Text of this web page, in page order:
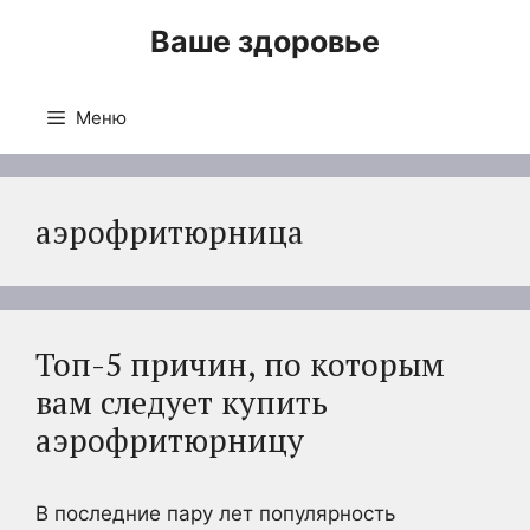
Ваше здоровье
Меню
аэрофритюрница
Топ-5 причин, по которым
вам следует купить
аэрофритюрницу
В последние пару лет популярность